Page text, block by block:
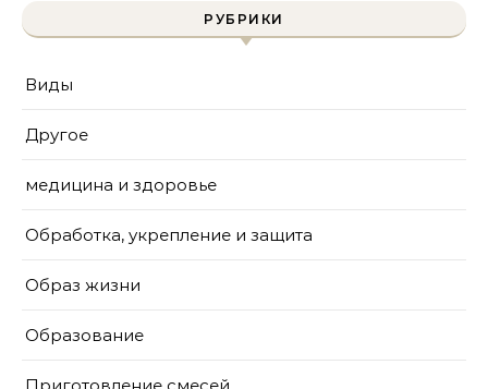
РУБРИКИ
Виды
Другое
медицина и здоровье
Обработка, укрепление и защита
Образ жизни
Образование